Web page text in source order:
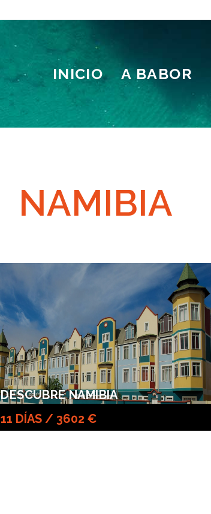
INICIO A BABOR
NAMIBIA
DESCUBRE NAMIBIA
11 DÍAS / 3602 €